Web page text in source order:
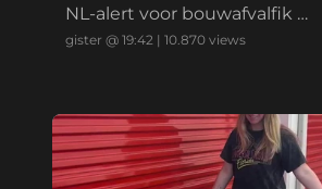
NL-alert voor bouwafvalfik m
et zwarte reauk bij recycling
gister @ 19:42 | 10.870 views